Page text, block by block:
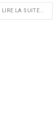
LIRE LA SUITE...